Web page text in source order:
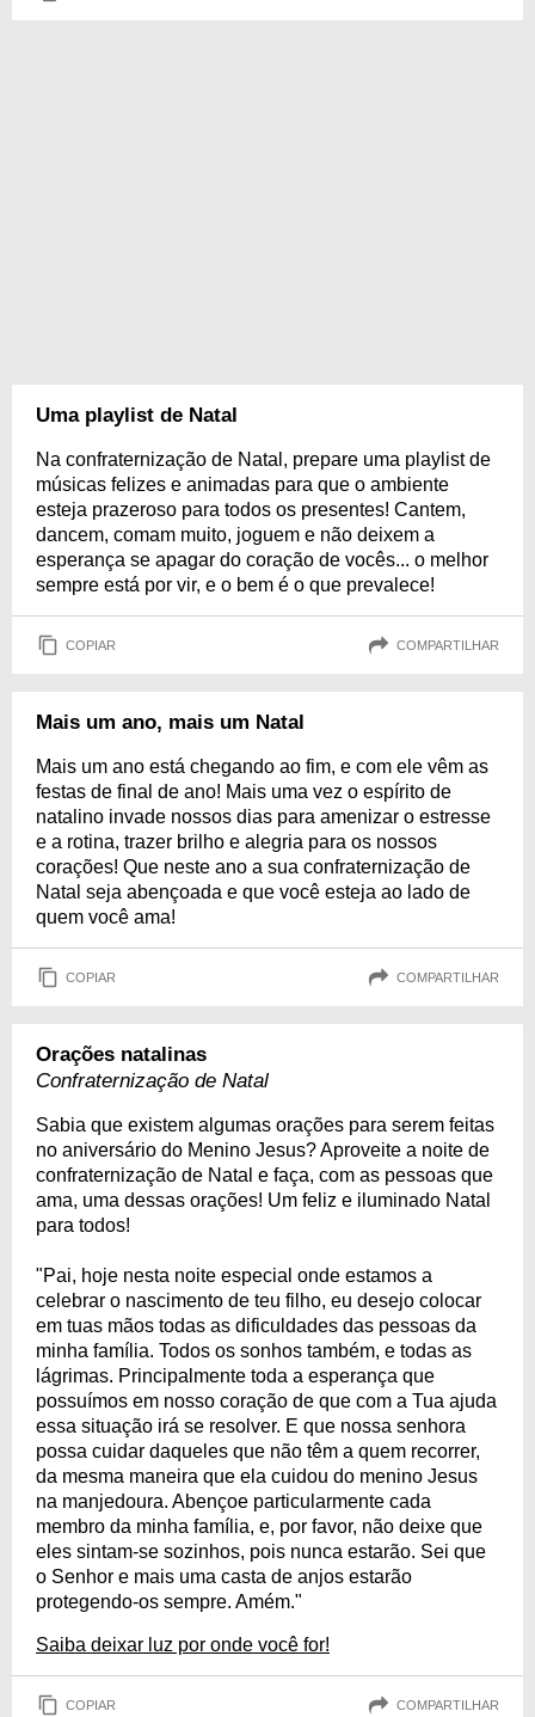
Uma playlist de Natal
Na confraternização de Natal, prepare uma playlist de
músicas felizes e animadas para que o ambiente
esteja prazeroso para todos os presentes! Cantem,
dancem, comam muito, joguem e não deixem a
esperança se apagar do coração de vocês... o melhor
sempre está por vir, e o bem é o que prevalece!
COPIAR COMPARTILHAR
Mais um ano, mais um Natal
Mais um ano está chegando ao fim, e com ele vêm as
festas de final de ano! Mais uma vez o espírito de
natalino invade nossos dias para amenizar o estresse
e a rotina, trazer brilho e alegria para os nossos
corações! Que neste ano a sua confraternização de
Natal seja abençoada e que você esteja ao lado de
quem você ama!
COPIAR COMPARTILHAR
Orações natalinas
Confraternização de Natal
Sabia que existem algumas orações para serem feitas
no aniversário do Menino Jesus? Aproveite a noite de
confraternização de Natal e faça, com as pessoas que
ama, uma dessas orações! Um feliz e iluminado Natal
para todos!
"Pai, hoje nesta noite especial onde estamos a
celebrar o nascimento de teu filho, eu desejo colocar
em tuas mãos todas as dificuldades das pessoas da
minha família. Todos os sonhos também, e todas as
lágrimas. Principalmente toda a esperança que
possuímos em nosso coração de que com a Tua ajuda
essa situação irá se resolver. E que nossa senhora
possa cuidar daqueles que não têm a quem recorrer,
da mesma maneira que ela cuidou do menino Jesus
na manjedoura. Abençoe particularmente cada
membro da minha família, e, por favor, não deixe que
eles sintam-se sozinhos, pois nunca estarão. Sei que
o Senhor e mais uma casta de anjos estarão
protegendo-os sempre. Amém."
Saiba deixar luz por onde você for!
COPIAR COMPARTILHAR